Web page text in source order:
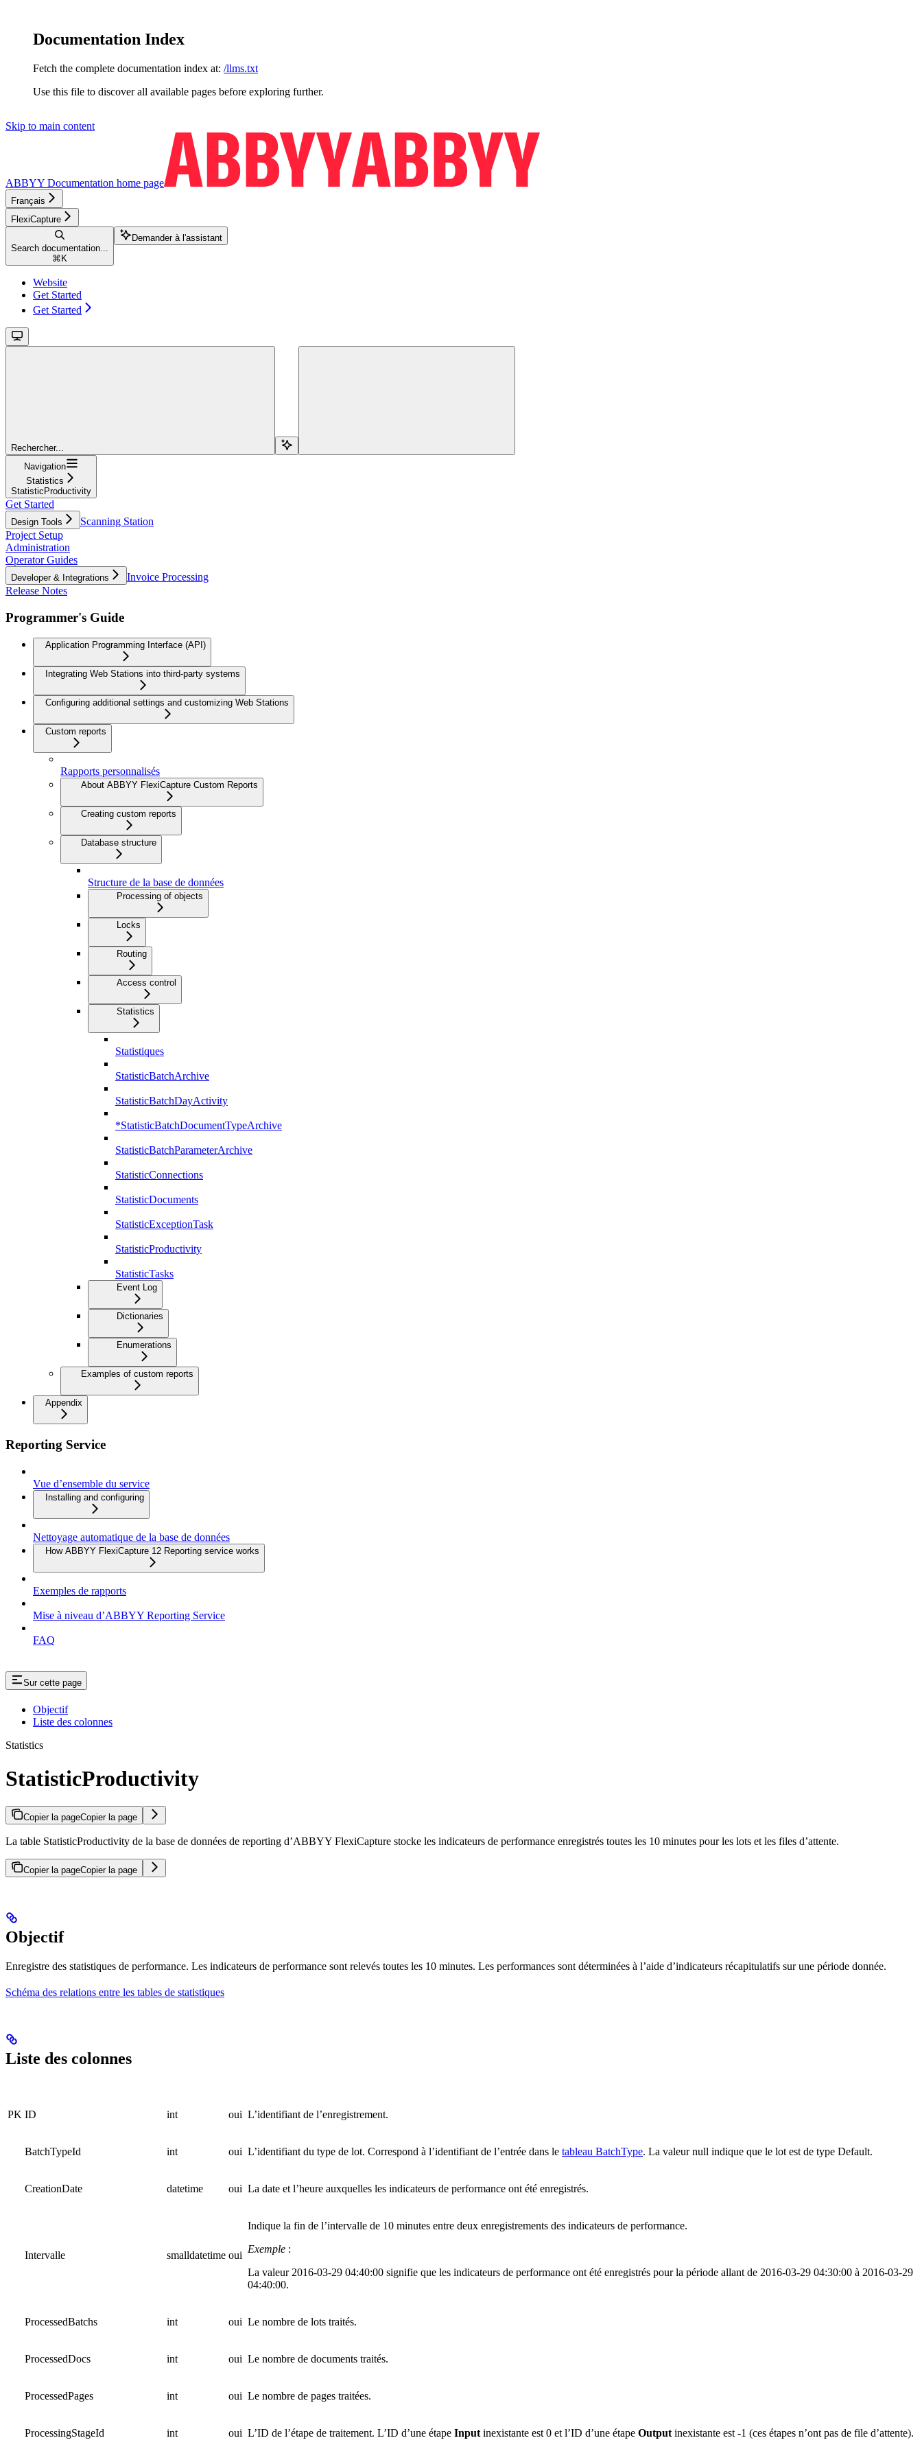
Documentation Index
Fetch the complete documentation index at: /llms.txt
Use this file to discover all available pages before exploring further.
Skip to main content
ABBYY Documentation home page
Français
FlexiCapture
Search documentation...
⌘ K
Demander à l'assistant
Website
Get Started
Get Started
Rechercher...
Navigation
Statistics
StatisticProductivity
Get Started
Design Tools
Scanning Station
Project Setup
Administration
Operator Guides
Developer & Integrations
Invoice Processing
Release Notes
Programmer's Guide
Application Programming Interface (API)
Integrating Web Stations into third-party systems
Configuring additional settings and customizing Web Stations
Custom reports
Rapports personnalisés
About ABBYY FlexiCapture Custom Reports
Creating custom reports
Database structure
Structure de la base de données
Processing of objects
Locks
Routing
Access control
Statistics
Statistiques
StatisticBatchArchive
StatisticBatchDayActivity
*StatisticBatchDocumentTypeArchive
StatisticBatchParameterArchive
StatisticConnections
StatisticDocuments
StatisticExceptionTask
StatisticProductivity
StatisticTasks
Event Log
Dictionaries
Enumerations
Examples of custom reports
Appendix
Reporting Service
Vue d’ensemble du service
Installing and configuring
Nettoyage automatique de la base de données
How ABBYY FlexiCapture 12 Reporting service works
Exemples de rapports
Mise à niveau d’ABBYY Reporting Service
FAQ
Sur cette page
Objectif
Liste des colonnes
Statistics
StatisticProductivity
Copier la pageCopier la page
La table StatisticProductivity de la base de données de reporting d’ABBYY FlexiCapture stocke les indicateurs de performance enregistrés toutes les 10 minutes pour les lots et les files d’attente.
Copier la pageCopier la page
Objectif
Enregistre des statistiques de performance. Les indicateurs de performance sont relevés toutes les 10 minutes. Les performances sont déterminées à l’aide d’indicateurs récapitulatifs sur une période donnée.
Schéma des relations entre les tables de statistiques
Liste des colonnes
PK ID int oui L’identifiant de l’enregistrement.
BatchTypeId int oui L’identifiant du type de lot. Correspond à l’identifiant de l’entrée dans le tableau BatchType. La valeur null indique que le lot est de type Default.
CreationDate datetime oui La date et l’heure auxquelles les indicateurs de performance ont été enregistrés.
Intervalle smalldatetime oui
Indique la fin de l’intervalle de 10 minutes entre deux enregistrements des indicateurs de performance.
Exemple :
La valeur 2016-03-29 04:40:00 signifie que les indicateurs de performance ont été enregistrés pour la période allant de 2016-03-29 04:30:00 à 2016-03-29
04:40:00.
ProcessedBatchs int oui Le nombre de lots traités.
ProcessedDocs int oui Le nombre de documents traités.
ProcessedPages int oui Le nombre de pages traitées.
ProcessingStageId int oui L’ID de l’étape de traitement. L’ID d’une étape Input inexistante est 0 et l’ID d’une étape Output inexistante est -1 (ces étapes n’ont pas de file d’attente).